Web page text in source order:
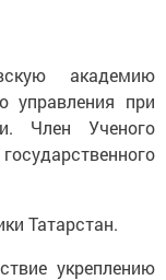
академию
управления при
Член Ученого
Татарстан.
укреплению